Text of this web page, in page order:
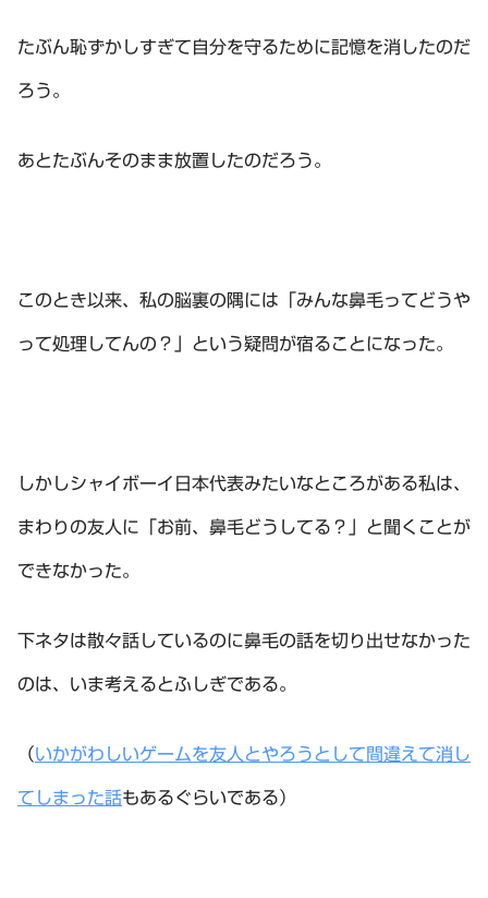
たぶん恥ずかしすぎて自分を守るために記憶を消したのだ
ろう。
あとたぶんそのまま放置したのだろう。
このとき以来、私の脳裏の隅には「みんな鼻毛ってどうや
って処理してんの？」という疑問が宿ることになった。
しかしシャイボーイ日本代表みたいなところがある私は、
まわりの友人に「お前、鼻毛どうしてる？」と聞くことが
できなかった。
下ネタは散々話しているのに鼻毛の話を切り出せなかった
のは、いま考えるとふしぎである。
（いかがわしいゲームを友人とやろうとして間違えて消し
てしまった話もあるぐらいである）